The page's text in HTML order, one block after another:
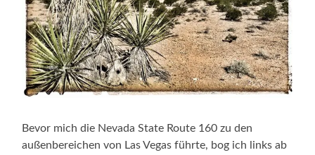
Bevor mich die Nevada State Route 160 zu den
außenbereichen von Las Vegas führte, bog ich links ab